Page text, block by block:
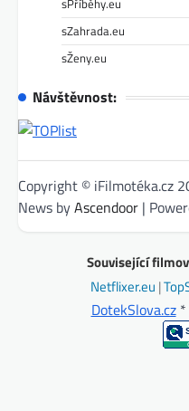
sPříběhy.eu
sZahrada.eu
sŽeny.eu
Návštěvnost:
Copyright © iFilmotéka.cz
News byAscendoor |
Související
Netflixer.eu |
DotekSlova.cz*